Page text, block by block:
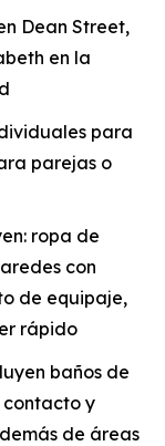
Dean Street,
en la
para
parejas o
ropa de
con
de equipaje,
rápido
baños de
contacto y
de áreas